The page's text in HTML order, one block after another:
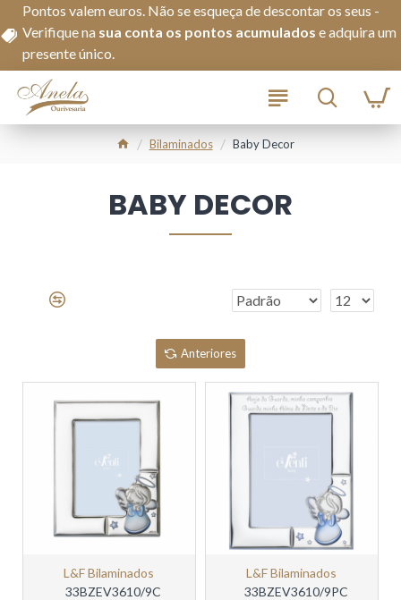
Pontos valem euros. Não se esqueça de descontar os seus -
Verifique na sua conta os pontos acumulados e adquira um
presente único.
Bilaminados Baby Decor
BABY DECOR
Anteriores
L&f Bilaminados
33BZEV3610/9C
L&f Bilaminados
33BZEV3610/9PC